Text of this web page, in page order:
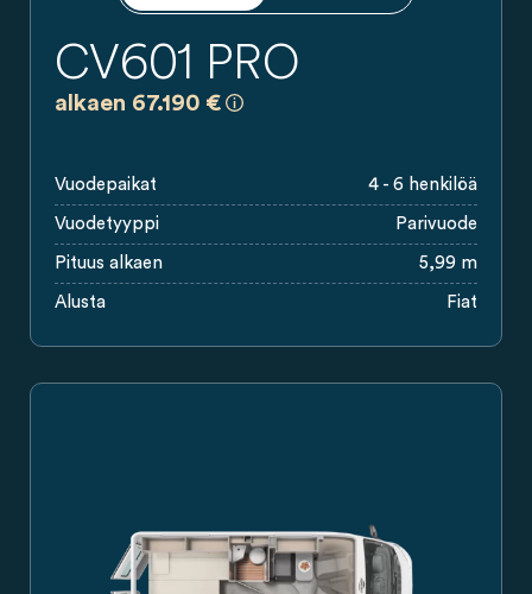
CV601 PRO
alkaen 67.190 €
Vuodepaikat 4 - 6 henkilöä
Vuodetyyppi Parivuode
Pituus alkaen 5,99 m
Alusta Fiat